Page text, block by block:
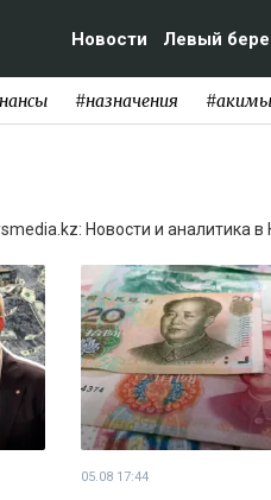
Новости Левый
#назначения #акимы
Новости и аналитика в
05.08 17:44